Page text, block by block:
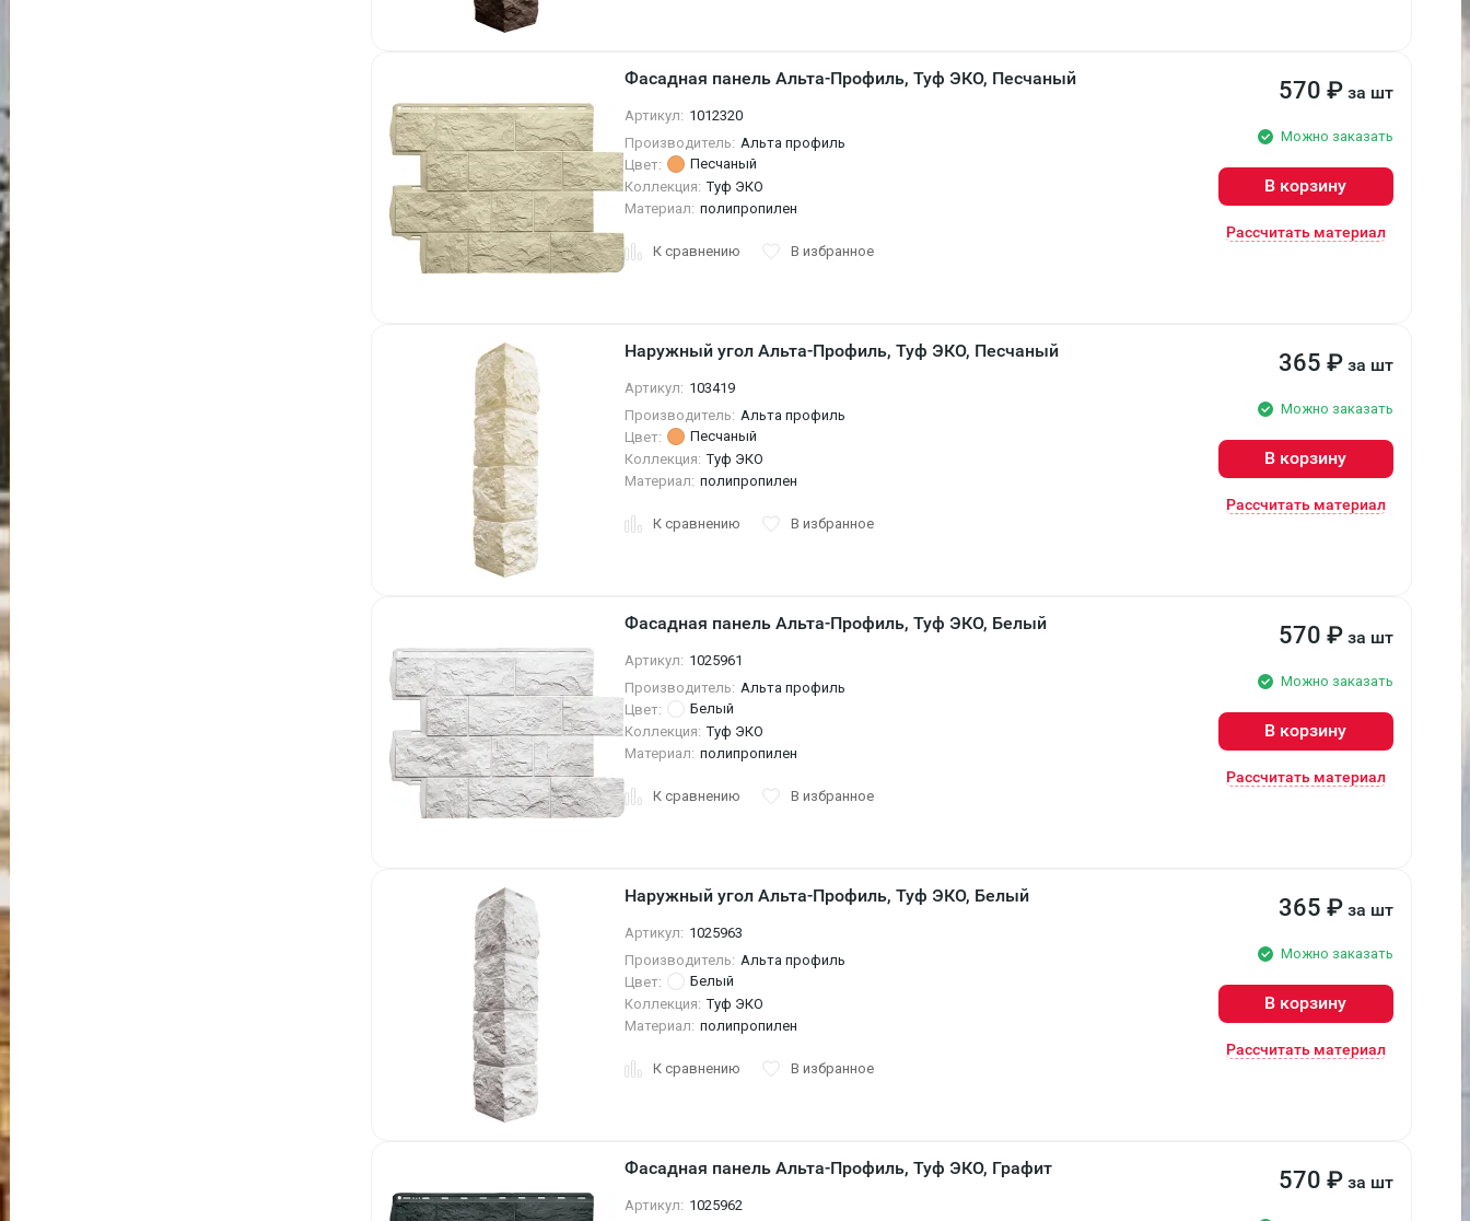
Фасадная панель Альта-Профиль, Туф ЭКО, Песчаный
Артикул: 1012320
Производитель: Альта профиль
Цвет:
Песчаный
Коллекция: Туф ЭКО
Материал: полипропилен
К сравнению В избранное
570 ₽ за шт
Можно заказать
В корзину
Рассчитать материал
Наружный угол Альта-Профиль, Туф ЭКО, Песчаный
Артикул: 103419
Производитель: Альта профиль
Цвет:
Песчаный
Коллекция: Туф ЭКО
Материал: полипропилен
К сравнению В избранное
365 ₽ за шт
Можно заказать
В корзину
Рассчитать материал
Фасадная панель Альта-Профиль, Туф ЭКО, Белый
Артикул: 1025961
Производитель: Альта профиль
Цвет:
Белый
Коллекция: Туф ЭКО
Материал: полипропилен
К сравнению В избранное
570 ₽ за шт
Можно заказать
В корзину
Рассчитать материал
Наружный угол Альта-Профиль, Туф ЭКО, Белый
Артикул: 1025963
Производитель: Альта профиль
Цвет:
Белый
Коллекция: Туф ЭКО
Материал: полипропилен
К сравнению В избранное
365 ₽ за шт
Можно заказать
В корзину
Рассчитать материал
Фасадная панель Альта-Профиль, Туф ЭКО, Графит
Артикул: 1025962
570 ₽ за шт